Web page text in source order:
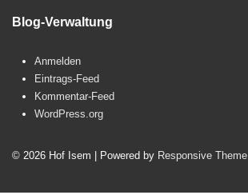
Blog-Verwaltung
Anmelden
Eintrags-Feed
Kommentar-Feed
WordPress.org
© 2026 Hof Isem | Powered by Responsive Theme